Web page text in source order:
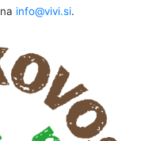
info@vivi.si.